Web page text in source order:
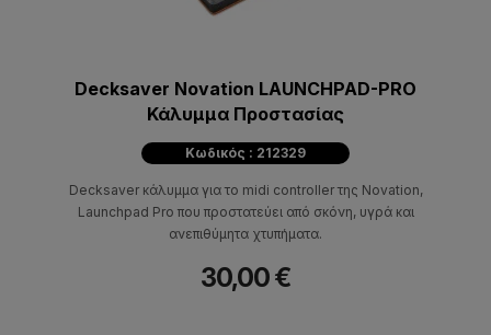
Decksaver Novation LAUNCHPAD-PRO
Κάλυμμα Προστασίας
Κωδικός : 212329
Decksaver κάλυμμα για το midi controller της Novation,
Launchpad Pro που προστατεύει από σκόνη, υγρά και
ανεπιθύμητα χτυπήματα.
30,00 €